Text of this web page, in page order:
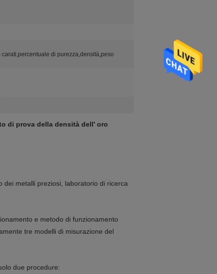
carati,percentuale di purezza,densità,peso
di prova della densità dell' oro
dei metalli preziosi, laboratorio di ricerca
e metodo di funzionamento
tre modelli di misurazione del
due procedure: